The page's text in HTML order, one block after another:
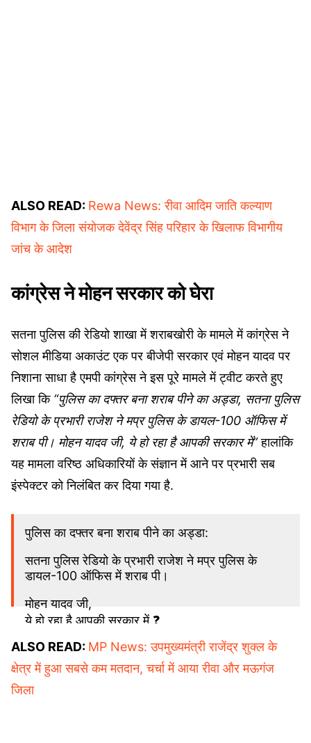
ALSO READ: Rewa News: रीवा आदिम जाति कल्याण
विभाग के जिला संयोजक देवेंद्र सिंह परिहार के खिलाफ विभागीय
जांच के आदेश
कांग्रेस ने मोहन सरकार को घेरा
सतना पुलिस की रेडियो शाखा में शराबखोरी के मामले में कांग्रेस ने
सोशल मीडिया अकाउंट एक पर बीजेपी सरकार एवं मोहन यादव पर
निशाना साधा है एमपी कांग्रेस ने इस पूरे मामले में ट्वीट करते हुए
लिखा कि “पुलिस का दफ्तर बना शराब पीने का अड्डा, सतना पुलिस
रेडियो के प्रभारी राजेश ने मप्र पुलिस के डायल-100 ऑफिस में
शराब पी। मोहन यादव जी, ये हो रहा है आपकी सरकार में”हालांकि
यह मामला वरिष्ठ अधिकारियों के संज्ञान में आने पर प्रभारी सब
इंस्पेक्टर को निलंबित कर दिया गया है.
पुलिस का दफ्तर बना शराब पीने का अड्डा:
सतना पुलिस रेडियो के प्रभारी राजेश ने मप्र पुलिस के
डायल-100 ऑफिस में शराब पी।
मोहन यादव जी,
ये हो रहा है आपकी सरकार में ❓
pic.twitter.com/Hlpq8YnNQz
— MP Congress (@INCMP)May 15, 2024
ALSO READ: MP News: उपमुख्यमंत्री राजेंद्र शुक्ल के
क्षेत्र में हुआ सबसे कम मतदान, चर्चा में आया रीवा और मऊगंज
जिला